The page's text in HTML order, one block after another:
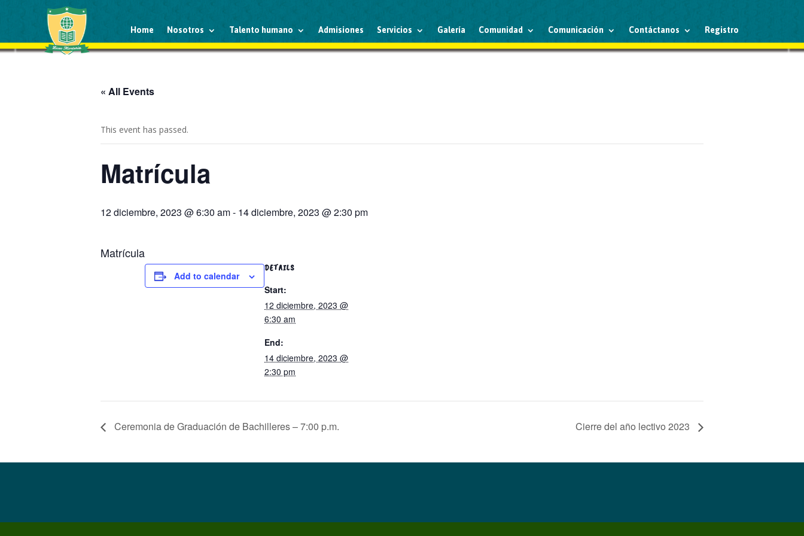
Home Nosotros Talento humano Admisiones Servicios Galería Comunidad Comunicación Contáctanos Registro
« All Events
This event has passed.
Matrícula
12 diciembre, 2023 @ 6:30 am- 14 diciembre, 2023 @ 2:30 pm
Matrícula
Add to calendar
DETAILS
Start:
12 diciembre, 2023 @
6:30 am
End:
14 diciembre, 2023 @
2:30 pm
Ceremonia de Graduación de Bachilleres – 7:00 p.m. Cierre del año lectivo 2023